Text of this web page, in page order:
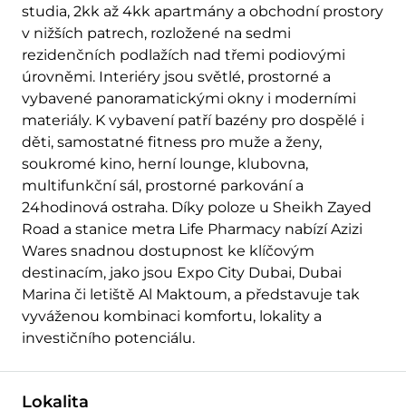
studia, 2kk až 4kk apartmány a obchodní prostory
v nižších patrech, rozložené na sedmi
rezidenčních podlažích nad třemi podiovými
úrovněmi. Interiéry jsou světlé, prostorné a
vybavené panoramatickými okny i moderními
materiály. K vybavení patří bazény pro dospělé i
děti, samostatné fitness pro muže a ženy,
soukromé kino, herní lounge, klubovna,
multifunkční sál, prostorné parkování a
24hodinová ostraha. Díky poloze u Sheikh Zayed
Road a stanice metra Life Pharmacy nabízí Azizi
Wares snadnou dostupnost ke klíčovým
destinacím, jako jsou Expo City Dubai, Dubai
Marina či letiště Al Maktoum, a představuje tak
vyváženou kombinaci komfortu, lokality a
investičního potenciálu.
Lokalita